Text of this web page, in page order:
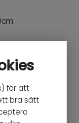
för att
bra sätt
alternativt